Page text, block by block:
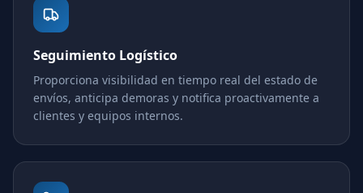
Seguimiento Logístico
Proporciona visibilidad en tiempo real del estado de
envíos, anticipa demoras y notifica proactivamente a
clientes y equipos internos.